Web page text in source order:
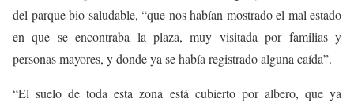
del parque bio saludable, “que nos habían mostrado el mal estado
en que se encontraba la plaza, muy visitada por familias y
personas mayores, y donde ya se había registrado alguna caída”.
“El suelo de toda esta zona está cubierto por albero, que ya